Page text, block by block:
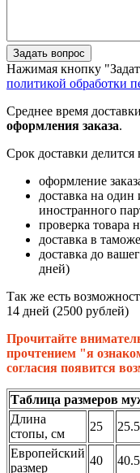
Задать вопрос
Нажимая кнопку
политикой обработки
Среднее время
оформления заказа.
Срок доставки
оформление
доставка на
иностранного
проверка товара
доставка в
доставка до
дней)
Так же есть
14 дней (2500 рублей)
Прочитайте
прочтением "я
согласия появится
Таблица размеров
Длина
стопы, см
25 25.5
Европейский
размер
40 40.5